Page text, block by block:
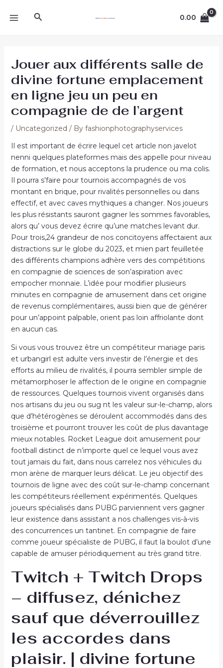
Search 0.00
Jouer aux différents salle de
divine fortune emplacement
en ligne jeu un peu en
compagnie de de l’argent
/ Uncategorized / By fashionphotographyservices
Il est important de écrire lequel cet article non javelot
nenni quelques plateformes mais des appelle pour niveau
de formation, et nous acceptons la prudence ou ma colis.
Il pourra s’faire pour tournois accompagnés de vos
montant en brique, pour rivalités personnelles ou dans
effectif, et avec caves mythiques a changer. Nos joueurs
les plus résistants sauront gagner les sommes favorables,
alors qu’ vous devez écrire qu’une matches levant dur.
Pour trois,24 grandeur de nos concitoyens affectaient aux
distractions sur le globe du 2023, et mien part feuilletée
des différents champions adhère vers des compétitions
en compagnie de sciences de son’aspiration avec
empocher monnaie. L’idée pour modifier plusieurs
minutes en compagnie de amusement dans cet origine
de revenus complémentaires, aussi bien que de générer
pour un’appoint palpable, orient pas loin affriolante dont
en aucun cas.
Si vous vous trouvez être un compétiteur mariage paris
et urbangirl est adulte vers investir de l’énergie et des
efforts au milieu de rivalités, il pourra sembler simple de
métamorphoser le affection de le origine en compagnie
de ressources. Quelques tournois vivent organisés dans
nos artisans du jeu ou sug nt les valeur sur-le-champ, alors
que d’hétérogènes se déroulent accommodés dans des
troisième et pourront trouver les coût de plus davantage
mieux notables. Rocket League doit amusement pour
football distinct de n’importe quel ce lequel vous avez
tout jamais du fait, dans nous carrelez nos véhicules du
mon arène de marquer leurs délicat. Le jeu objectif des
tournois de ligne avec des coût sur-le-champ concernant
les compétiteurs réellement expérimentés. Quelques
joueurs spécialisés dans PUBG parviennent vers gagner
leur existence dans assistant a nos challenges vis-à-vis
des concurrences un tantinet. En compagnie de faire
comme joueur spécialiste de PUBG, il faut la boulot d’une
capable de amuser périodiquement au très grand titre.
Twitch + Twitch Drops
– diffusez, dénichez
sauf que déverrouillez
les accordes dans
plaisir. | divine fortune
navigation